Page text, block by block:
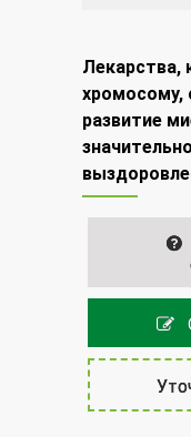
Лекарства,
хромосому,
развитие